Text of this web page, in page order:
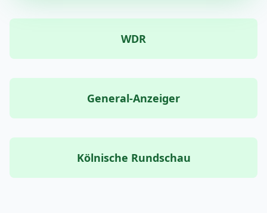
WDR
General-Anzeiger
Kölnische Rundschau